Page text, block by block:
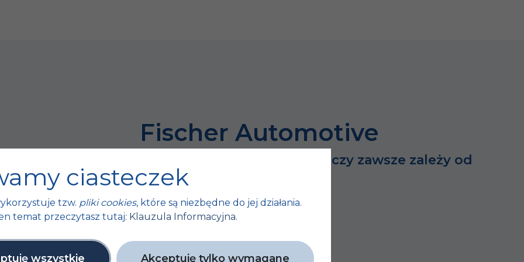
Fischer Automotive
bo sukces dużych rzeczy zawsze zależy od
tych małych…
ciasteczek
tzw. pliki cookies, które są niezbędne do jej działania.
temat przeczytasz tutaj: Klauzula Informacyjna.
wszystkie Akceptuję tylko wymagane